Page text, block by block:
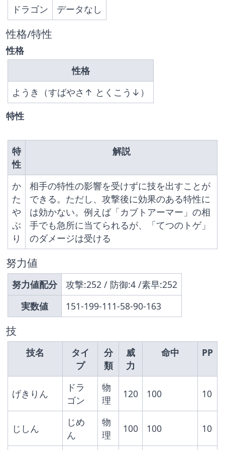
ドラゴン
データなし
性格/特性
性格
性格
ようき（すばやさ↑ とくこう↓）
特性
特
性
解説
か
た
や
ぶ
り
相手の特性の影響を受けずに技を出すことが
できる。ただし、攻撃後に効果のある特性に
は効かない。例えば「カブトアーマー」の相
手でも急所に当てられるが、「てつのトゲ」
のダメージは受ける
努力値
努力値配分
攻撃:252 / 防御:4 /素早:252
実数値
151-199-111-58-90-163
技
技名
タイ
プ
分
類
威
力
命中 PP
げきりん
ドラ
ゴン
物
理
120 100 10
じしん
じめ
ん
物
理
100 100 10